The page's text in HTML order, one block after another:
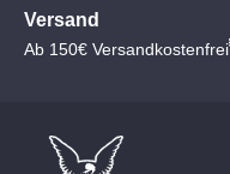
Versand
Ab 150€ Versandkostenfrei